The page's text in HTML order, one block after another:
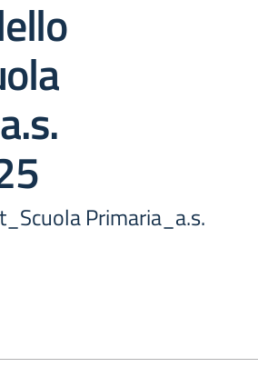
Primaria_a.s.